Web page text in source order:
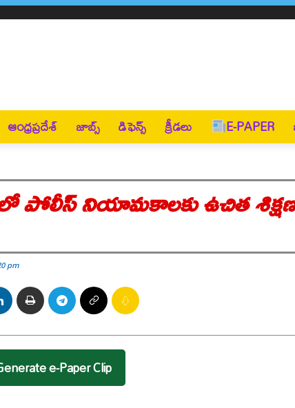
ఆంధ్రప్రదేశ్ జాబ్స్ డిఫెన్స్ క్రీడలు E-PAPER
పోలీస్ నియామకాలకు ఉచిత శిక్షణ
pm
e-Paper Clip